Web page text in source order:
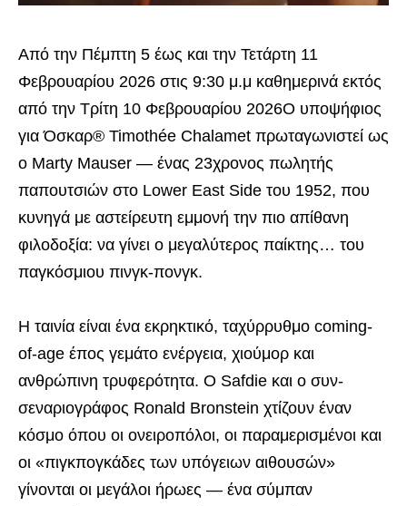
Aπό την Πέμπτη 5 έως και την Τετάρτη 11
Φεβρουαρίου 2026 στις 9:30 μ.μ καθημερινά εκτός
από την Τρίτη 10 Φεβρουαρίου 2026Ο υποψήφιος
για Όσκαρ® Timothée Chalamet πρωταγωνιστεί ως
ο Marty Mauser — ένας 23χρονος πωλητής
παπουτσιών στο Lower East Side του 1952, που
κυνηγά με αστείρευτη εμμονή την πιο απίθανη
φιλοδοξία: να γίνει ο μεγαλύτερος παίκτης… του
παγκόσμιου πινγκ-πονγκ.
Η ταινία είναι ένα εκρηκτικό, ταχύρρυθμο coming-
of-age έπος γεμάτο ενέργεια, χιούμορ και
ανθρώπινη τρυφερότητα. Ο Safdie και ο συν-
σεναριογράφος Ronald Bronstein χτίζουν έναν
κόσμο όπου οι ονειροπόλοι, οι παραμερισμένοι και
οι «πιγκπογκάδες των υπόγειων αιθουσών»
γίνονται οι μεγάλοι ήρωες — ένα σύμπαν